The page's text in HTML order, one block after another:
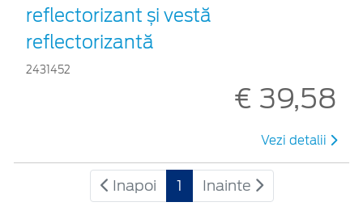
reflectorizant și vestă
reflectorizantă
2431452
€ 39,58
Vezi detalii
Inapoi 1 Inainte